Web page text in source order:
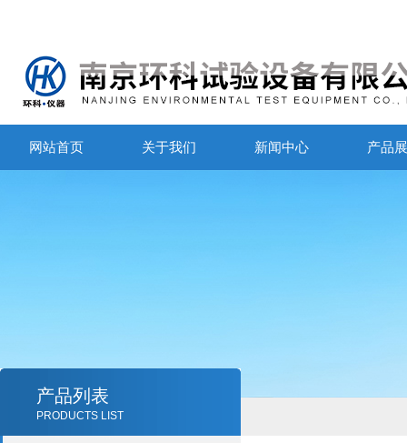
网站首页 关于我们 新闻中心 产品
产品列表
PRODUCTS LIST